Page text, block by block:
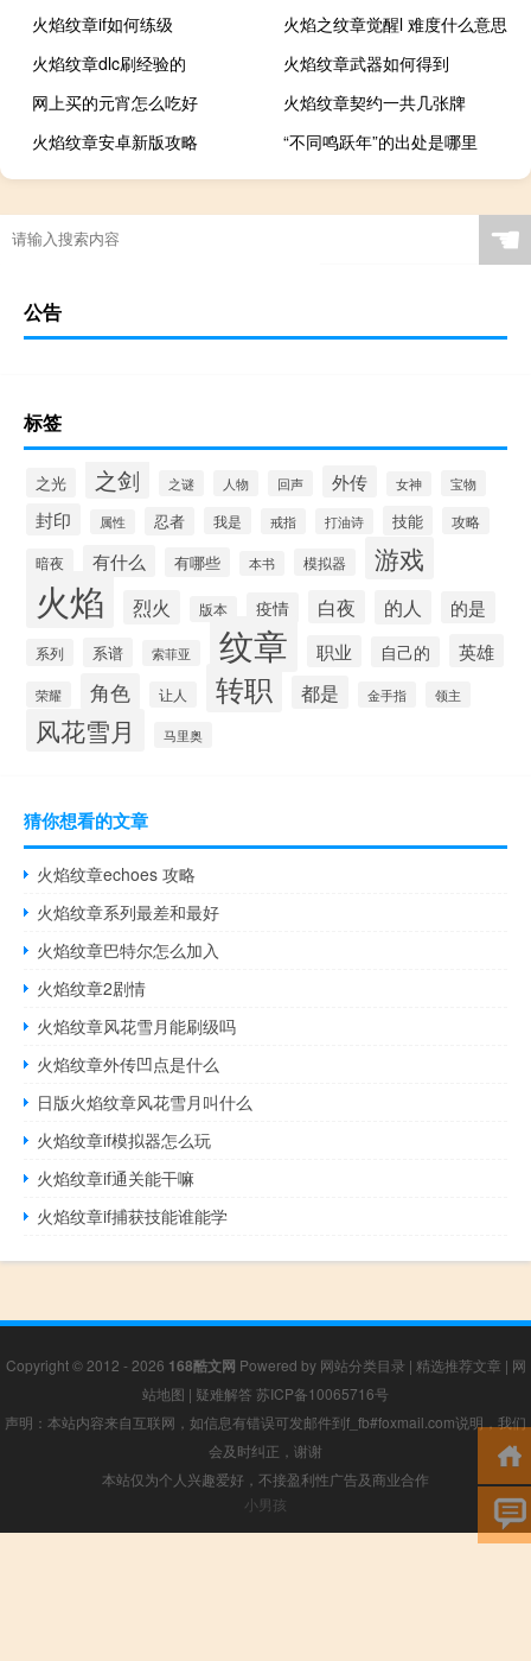
火焰纹章if如何练级
火焰之纹章觉醒l 难度什么意思
火焰纹章dlc刷经验的
火焰纹章武器如何得到
网上买的元宵怎么吃好
火焰纹章契约一共几张牌
火焰纹章安卓新版攻略
“不同鸣跃年”的出处是哪里
☚
公告
标签
之光 之剑 之谜 人物 回声 外传 女神 宝物
封印 属性 忍者 我是 戒指 打油诗 技能 攻略
暗夜 有什么 有哪些 本书 模拟器 游戏
火焰 烈火 版本 疫情 白夜 的人 的是
系列 系谱 索菲亚 纹章 职业 自己的 英雄
荣耀 角色 让人 转职 都是 金手指 领主
风花雪月 马里奥
猜你想看的文章
火焰纹章echoes 攻略
火焰纹章系列最差和最好
火焰纹章巴特尔怎么加入
火焰纹章2剧情
火焰纹章风花雪月能刷级吗
火焰纹章外传凹点是什么
日版火焰纹章风花雪月叫什么
火焰纹章if模拟器怎么玩
火焰纹章if通关能干嘛
火焰纹章if捕获技能谁能学
Copyright © 2012 - 2026 168酷文网 Powered by 网站分类目录 | 精选推荐文章 | 网
站地图 | 疑难解答 苏ICP备10065716号
声明：本站内容来自互联网，如信息有错误可发邮件到f_fb#foxmail.com说明，我们
会及时纠正，谢谢
本站仅为个人兴趣爱好，不接盈利性广告及商业合作
小男孩